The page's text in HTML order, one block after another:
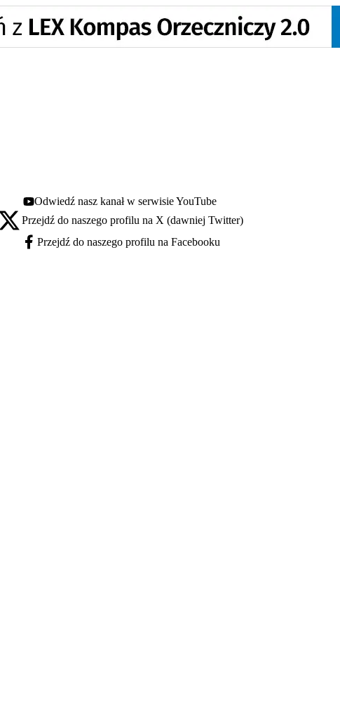
Youtube - otwiera się w nowej karcie
Odwiedź nasz kanał w serwisie YouTube
X - otwiera się w nowej karcie
Przejdź do naszego profilu na X (dawniej Twitter)
Facebook - otwiera się w nowej karcie
Przejdź do naszego profilu na Facebooku